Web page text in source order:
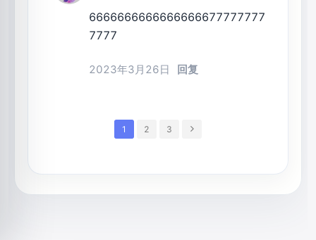
6666666666666666677777777
7777
2023年3月26日 回复
1 2 3